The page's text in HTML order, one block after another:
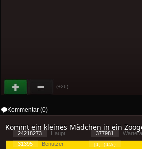
(+26)
Kommentar (0)
Kommt ein kleines Mädchen in ein
24218273 Haupt 377981
31395
Benutzer [ 1 ] - ( 1.58 )